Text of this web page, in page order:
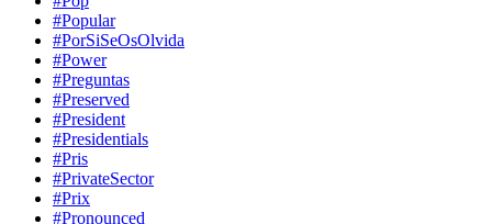
#Popular
#PorSiSeOsOlvida
#Power
#Preguntas
#Preserved
#President
#Presidentials
#Pris
#PrivateSector
#Prix
#Pronounced